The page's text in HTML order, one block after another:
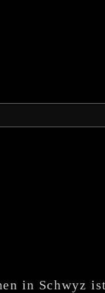
in Schwyz